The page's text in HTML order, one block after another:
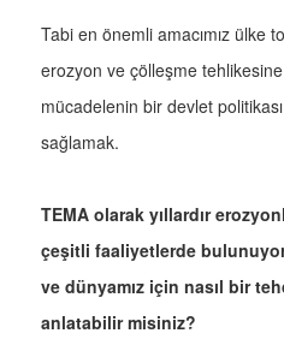
Tabi en önemli amacımız ülke
erozyon ve çölleşme
mücadelenin bir devlet
sağlamak.
TEMA olarak yıllardır
çeşitli faaliyetlerde
ve dünyamız için nasıl bir
anlatabilir misiniz?